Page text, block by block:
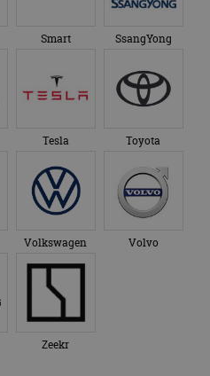
Smart SsangYong
Tesla Toyota
Volkswagen Volvo
Zeekr